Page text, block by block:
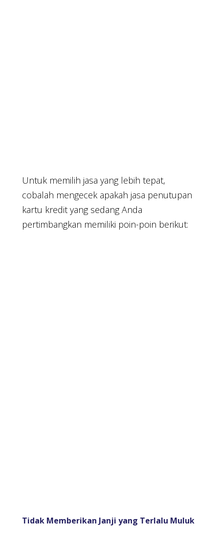
Untuk memilih jasa yang lebih tepat,
cobalah mengecek apakah jasa penutupan
kartu kredit yang sedang Anda
pertimbangkan memiliki poin-poin berikut:
Tidak Memberikan Janji yang Terlalu Muluk